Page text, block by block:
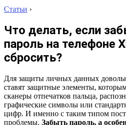
Статьи ›
Что делать, если
пароль на телефоне
сбросить?
Для защиты личных данных
ставят защитные элементы,
сканеры отпечатков пальца,
графические символы или
цифр. И именно с таким типом
проблемы. Забыть пароль, а